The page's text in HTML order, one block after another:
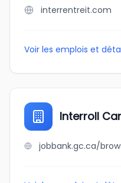
interrentreit.com
Voir les emplois et
Interroll